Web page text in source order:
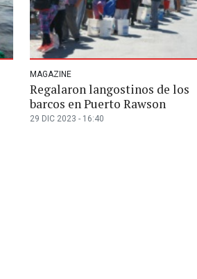
MAGAZINE
Regalaron langostinos de los
barcos en Puerto Rawson
29 DIC 2023 - 16:40